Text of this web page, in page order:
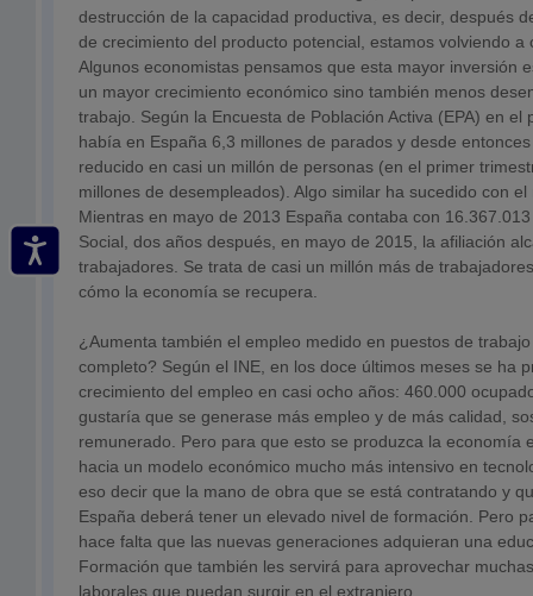
destrucción de la capacidad productiva, es decir, después
de crecimiento del producto potencial, estamos volviendo a
Algunos economistas pensamos que esta mayor inversión
un mayor crecimiento económico sino también menos
trabajo. Según la Encuesta de Población Activa (EPA) en el
había en España 6,3 millones de parados y desde
reducido en casi un millón de personas (en el primer
millones de desempleados). Algo similar ha sucedido con
Mientras en mayo de 2013 España contaba con
Social, dos años después, en mayo de 2015, la afiliación
trabajadores. Se trata de casi un millón más de
cómo la economía se recupera.
¿Aumenta también el empleo medido en puestos de
completo? Según el INE, en los doce últimos meses se ha
crecimiento del empleo en casi ocho años: 460.000
gustaría que se generase más empleo y de más calidad,
remunerado. Pero para que esto se produzca la economía
hacia un modelo económico mucho más intensivo en
eso decir que la mano de obra que se está contratando y
España deberá tener un elevado nivel de formación. Pero
hace falta que las nuevas generaciones adquieran una
Formación que también les servirá para aprovechar
laborales que puedan surgir en el extranjero.